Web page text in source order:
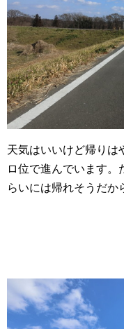
天気はいいけど帰りは
ロ位で進んでいます。
らいには帰れそうだか